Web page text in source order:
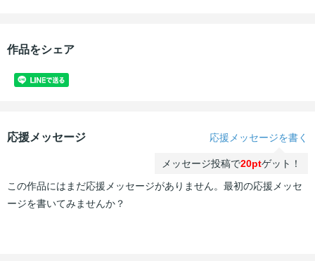
作品をシェア
応援メッセージ 応援メッセージを書く
メッセージ投稿で20ptゲット！
この作品にはまだ応援メッセージがありません。最初の応援メッセ
ージを書いてみませんか？